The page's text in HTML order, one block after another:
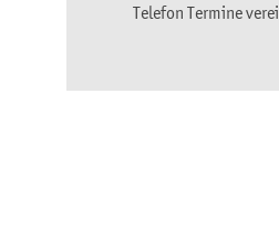
Telefon Termine